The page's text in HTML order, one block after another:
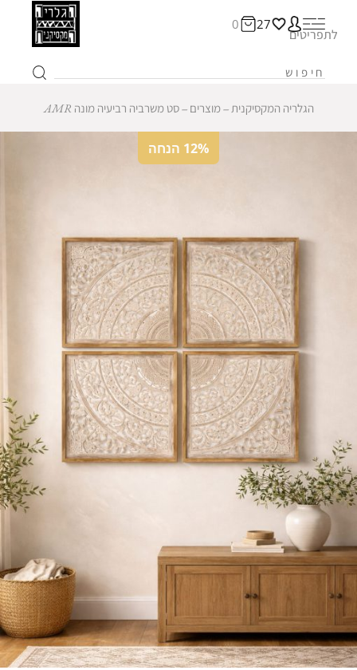
27
0
לתפריטים
הגלריה המקסיקנית ‒מוצרים ‒סט משרביה רביעיה מונה AMR
12% הנחה